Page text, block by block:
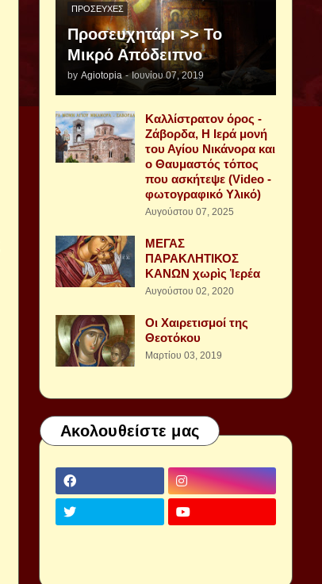
ΠΡΟΣΕΥΧΈΣ
Προσευχητάρι >> Το
Μικρό Απόδειπνο
by Agiotopia - Ιουνίου 07, 2019
Καλλίστρατον όρος -
Ζάβορδα, Η Ιερά μονή
του Αγίου Νικάνορα και
ο Θαυμαστός τόπος
που ασκήτεψε (Video -
φωτογραφικό Υλικό)
Αυγούστου 07, 2025
ΜΕΓΑΣ
ΠΑΡΑΚΛΗΤΙΚΟΣ
ΚΑΝΩΝ χωρὶς Ἱερέα
Αυγούστου 02, 2020
Οι Χαιρετισμοί της
Θεοτόκου
Μαρτίου 03, 2019
Ακολουθείστε μας